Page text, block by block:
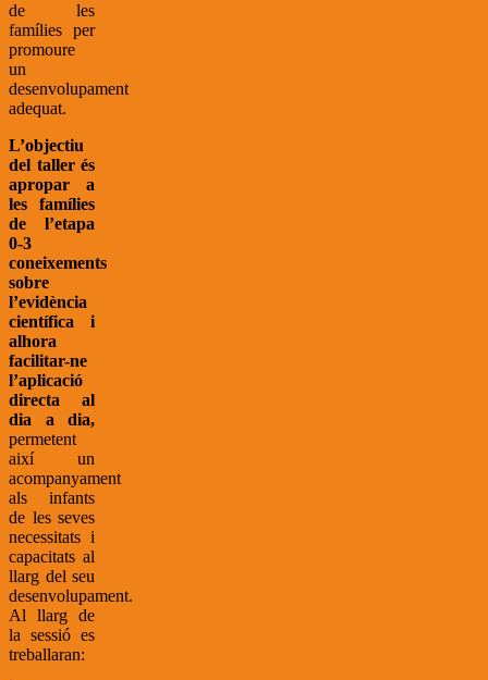
de les
famílies per
promoure
un
desenvolupament
adequat.
L’objectiu
del taller és
apropar a
les famílies
de l’etapa
0-3
coneixements
sobre
l’evidència
científica i
alhora
facilitar-ne
l’aplicació
directa al
dia a dia,
permetent
així un
acompanyament
als infants
de les seves
necessitats i
capacitats al
llarg del seu
desenvolupament.
Al llarg de
la sessió es
treballaran: